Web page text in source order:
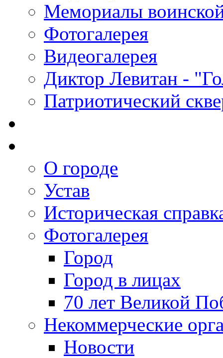
Мемориалы
Фотогалерея
Видеогалерея
Диктор Левитан -
Патриотический
О городе
Устав
Историческая
Фотогалерея
Город
Город в лицах
70 лет Великой
Некоммерческие
Новости